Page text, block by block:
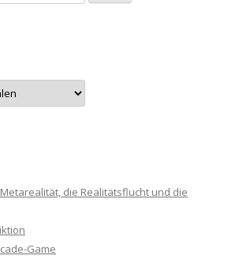
die Realitätsflucht und die
Game